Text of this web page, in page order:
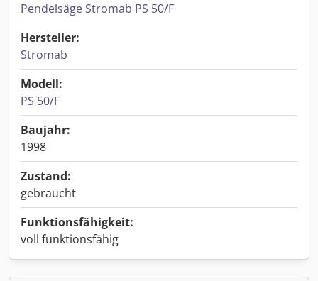
Pendelsäge Stromab PS 50/F
Hersteller:
Stromab
Modell:
PS 50/F
Baujahr:
1998
Zustand:
gebraucht
Funktionsfähigkeit:
voll funktionsfähig